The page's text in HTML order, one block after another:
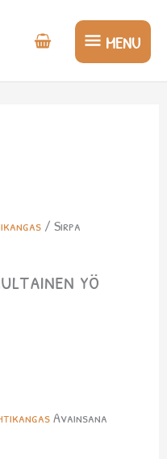
MENU
MENU
/ Sirpa
yö
Avainsana